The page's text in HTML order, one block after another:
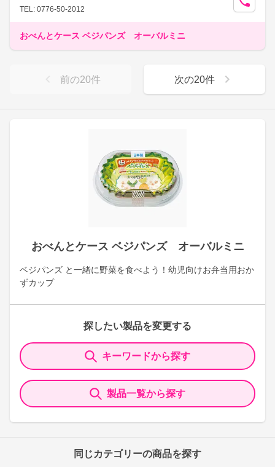
おべんとケース ベジパンズ オーバルミニ
ベジパンズ と一緒に野菜を食べよう！幼児向けお弁当用おか
ずカップ
探したい製品を変更する
キーワードから探す
製品一覧から探す
同じカテゴリーの商品を探す
TEL: 0776-50-2012
おべんとケース ベジパンズ オーバルミニ
前の20件 次の20件